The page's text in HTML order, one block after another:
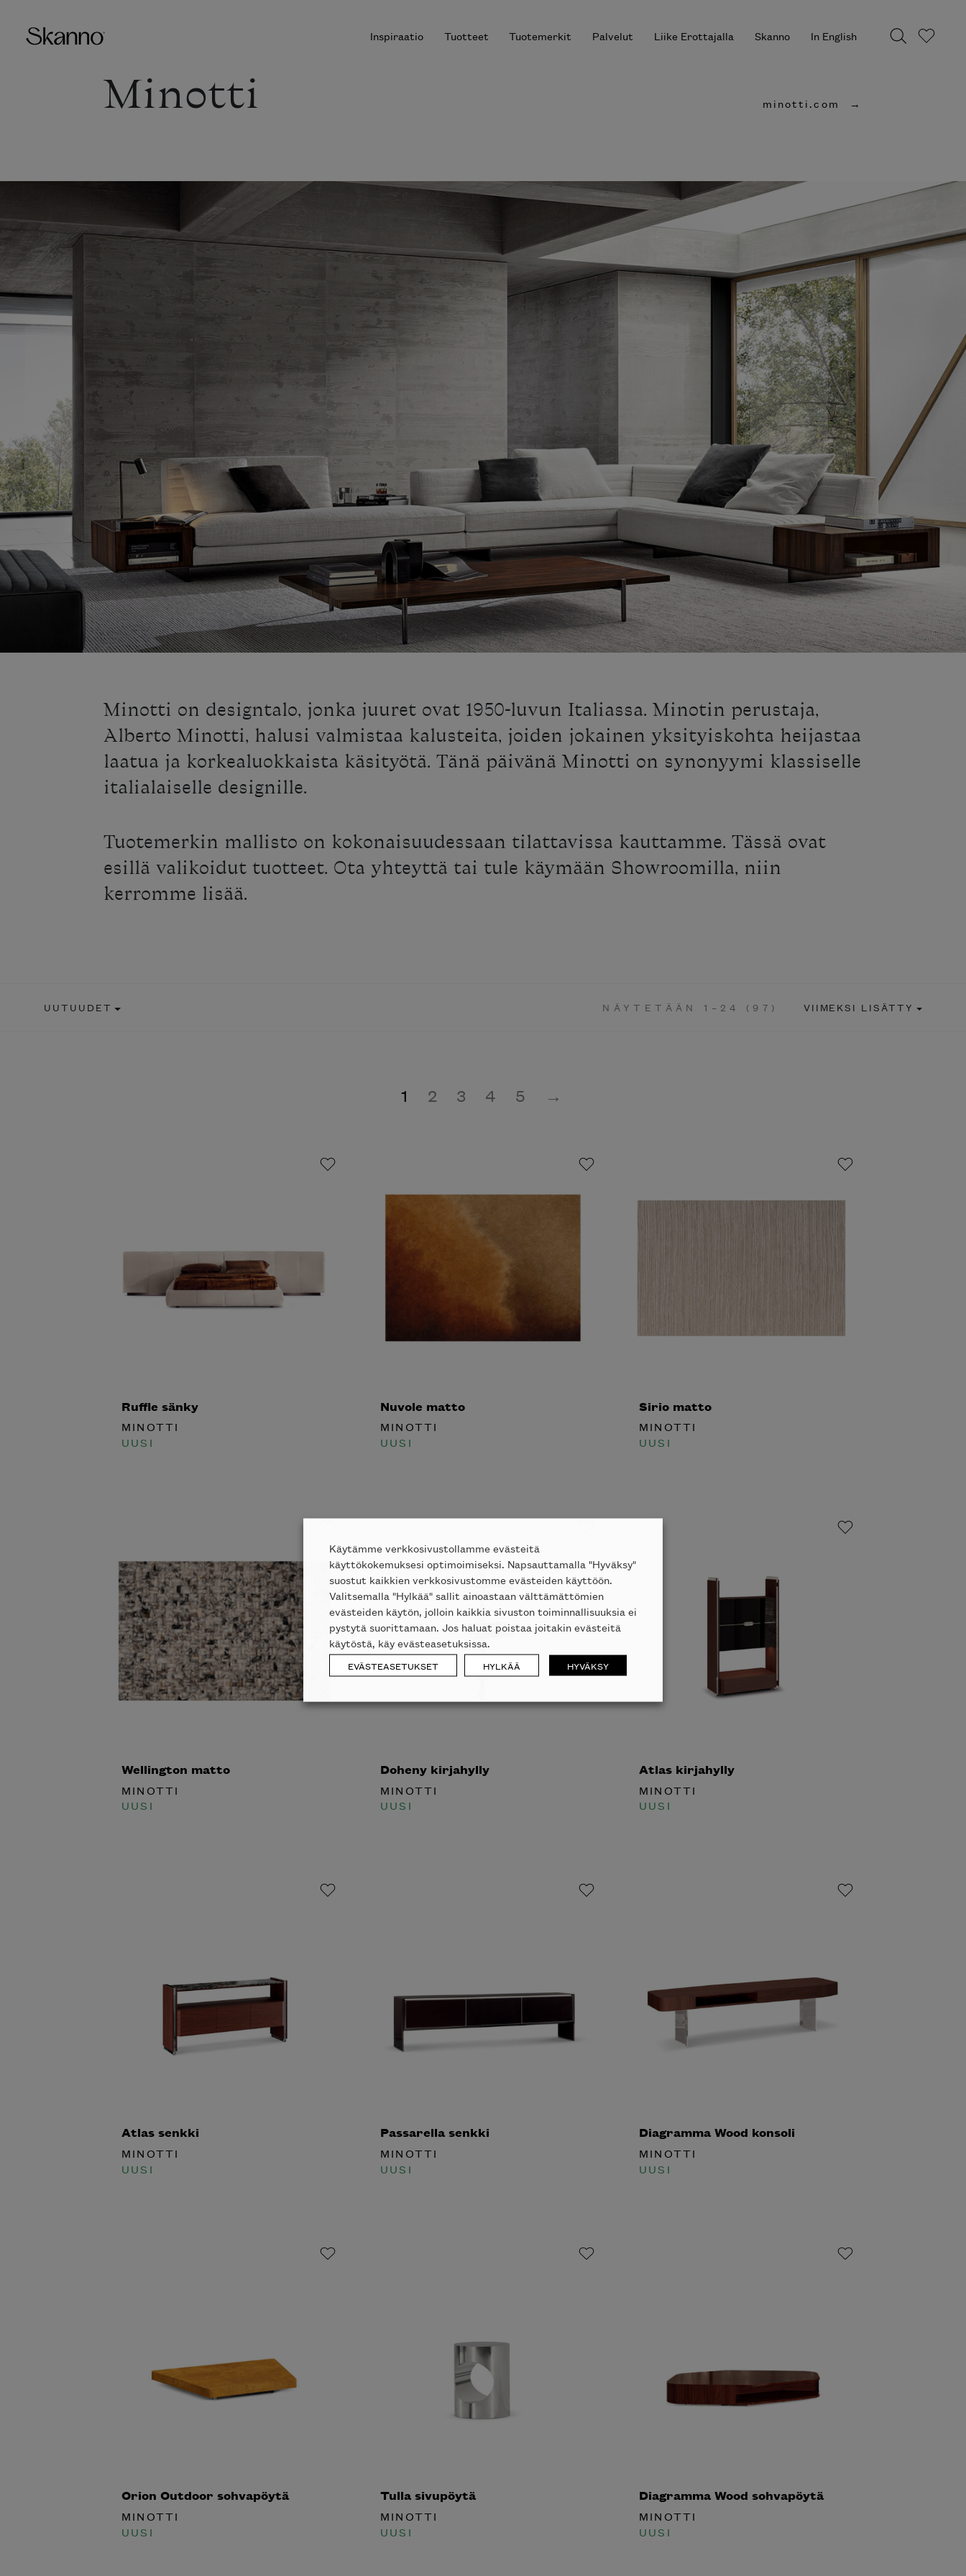
Inspiraatio Tuotteet Tuotemerkit Palvelut Liike Erottajalla Skanno In English
Haku
Minotti minotti.com
Minotti on designtalo, jonka juuret ovat 1950-luvun Italiassa. Minotin perustaja,
Alberto Minotti, halusi valmistaa kalusteita, joiden jokainen yksityiskohta heijastaa
laatua ja korkealuokkaista käsityötä. Tänä päivänä Minotti on synonyymi klassiselle
italialaiselle designille.
Tuotemerkin mallisto on kokonaisuudessaan tilattavissa kauttamme. Tässä ovat
esillä valikoidut tuotteet. Ota yhteyttä tai tule käymään Showroomilla, niin
kerromme lisää.
UUTUUDET NÄYTETÄÄN 1–24 (97) VIIMEKSI LISÄTTY
1 2 3 4 5 →
Ruffle sänky
MINOTTI
UUSI
Nuvole matto
MINOTTI
UUSI
Sirio matto
MINOTTI
UUSI
Wellington matto
UUSI
Doheny kirjahylly
UUSI
Atlas kirjahylly
UUSI
UUSI
UUSI
MINOTTI
UUSI
MINOTTI
UUSI
MINOTTI
UUSI
MINOTTI
UUSI
Haluatko tilata
Minotti’n
katalogin kotiisi?
Inspiroidu italialaisen merkin laadukkaasta
huonekalumallistosta.
Käytämme verkkosivustollamme evästeitä
käyttökokemuksesi optimoimiseksi. Napsauttamalla "Hyväksy"
suostut kaikkien verkkosivustomme evästeiden käyttöön.
Valitsemalla "Hylkää" sallit ainoastaan välttämättömien
evästeiden käytön, jolloin kaikkia sivuston toiminnallisuuksia ei
pystytä suorittamaan. Jos haluat poistaa joitakin evästeitä
käytöstä, käy evästeasetuksissa.
EVÄSTEASETUKSET HYLKÄÄ HYVÄKSY